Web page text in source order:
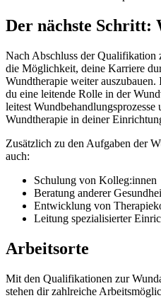
Der nächste Schritt:
Nach Abschluss der Qualifikation
die Möglichkeit, deine Karriere
Wundtherapie weiter
du eine leitende Rolle in der
leitest
Wundtherapie in deiner
Zusätzlich zu den Aufgaben der
auch:
Schulung von Kolleg:innen
Beratung anderer
Entwicklung von
Leitung spezialisierter
Arbeitsorte
Mit den Qualifikationen zur
stehen dir zahlreiche